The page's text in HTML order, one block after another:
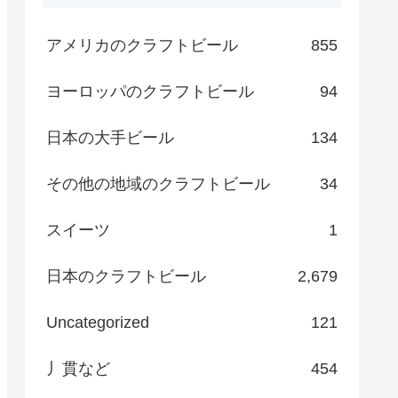
アメリカのクラフトビール 855
ヨーロッパのクラフトビール 94
日本の大手ビール 134
その他の地域のクラフトビール 34
スイーツ 1
日本のクラフトビール 2,679
Uncategorized 121
丿貫など 454